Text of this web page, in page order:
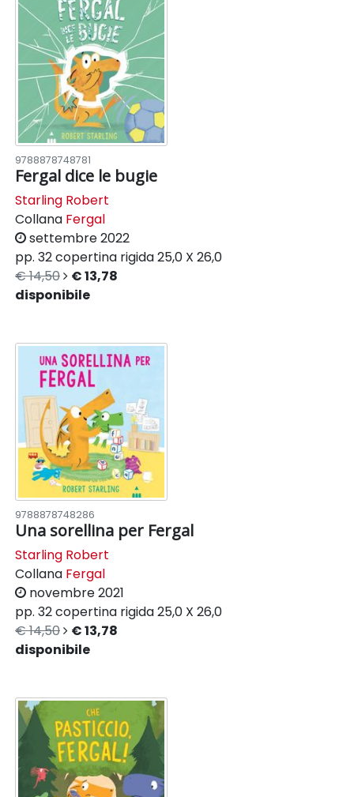
9788878748781
Fergal dice le bugie
Starling Robert
Collana Fergal
settembre 2022
pp. 32copertina rigida25,0 X 26,0
€ 14,50
€ 13,78
disponibile
9788878748286
Una sorellina per Fergal
Starling Robert
Collana Fergal
novembre 2021
pp. 32copertina rigida25,0 X 26,0
€ 14,50
€ 13,78
disponibile